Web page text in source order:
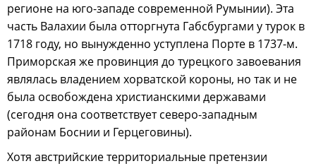
регионе на юго-западе современной Румынии). Эта
часть Валахии была отторгнута Габсбургами у турок в
1718 году, но вынужденно уступлена Порте в 1737-м.
Приморская же провинция до турецкого завоевания
являлась владением хорватской короны, но так и не
была освобождена христианскими державами
(сегодня она соответствует северо-западным
районам Боснии и Герцеговины).
Хотя австрийские территориальные претензии